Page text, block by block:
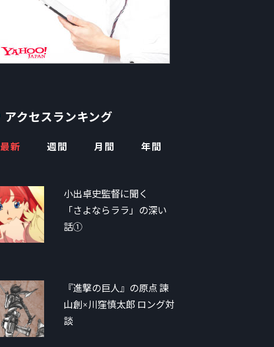
アクセスランキング
最新 週間 月間
年間
小出卓史監督に聞く
「さよならララ」の深い
話①
『進撃の巨人』の原点 諫
山創×川窪慎太郎 ロング対
談